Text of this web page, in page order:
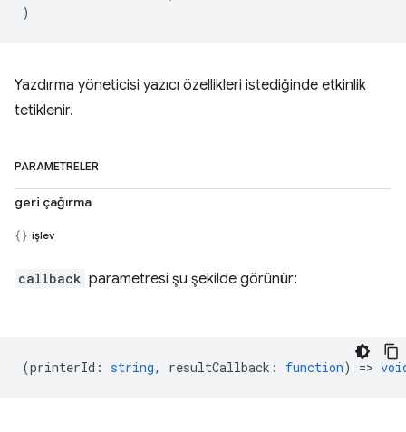
)
Yazdırma yöneticisi yazıcı özellikleri istediğinde etkinlik
tetiklenir.
PARAMETRELER
geri çağırma
işlev
callback parametresi şu şekilde görünür:
(printerId : string, resultCallback : function) =>